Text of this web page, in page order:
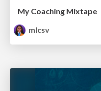
My Coaching Mixtape
mlcsv